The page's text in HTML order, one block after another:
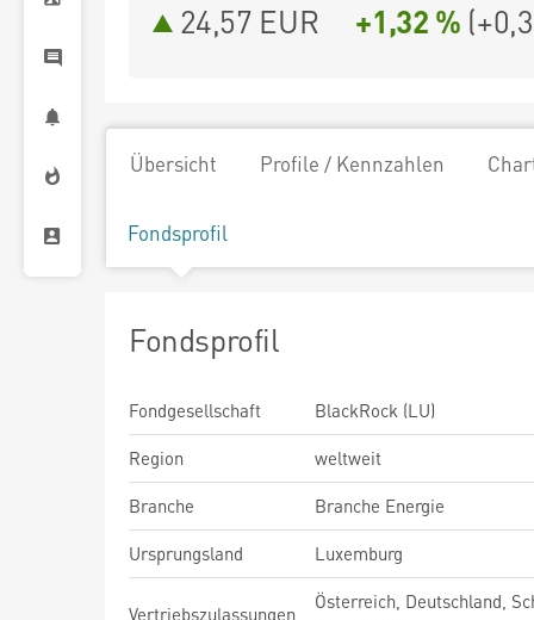
24,57 EUR +1,32 % (
Übersicht Profile / Kennzahlen
Fondsprofil
Fondsprofil
Fondgesellschaft
BlackRock (LU)
Region
weltweit
Branche
Branche Energie
Ursprungsland
Luxemburg
Vertriebszulassungen
Österreich, Deutschland,